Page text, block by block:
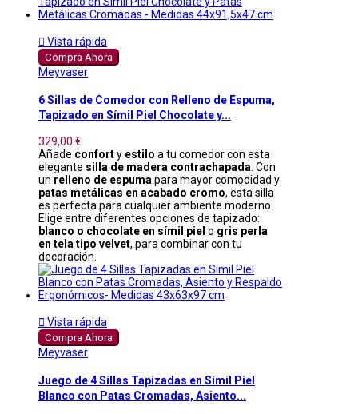
 Vista rápida
Compra Ahora
Meyvaser
6 Sillas de Comedor con Relleno de Espuma,
Tapizado en Símil Piel Chocolate y...
329,00 €
Añade conforty estilo a tu comedor con esta
elegante silla de madera contrachapada . Con
un relleno de espuma para mayor comodidad y
patas metálicas en acabado cromo, esta silla
es perfecta para cualquier ambiente moderno.
Elige entre diferentes opciones de tapizado:
blanco o chocolate en símil piel o gris perla
en tela tipo velvet, para combinar con tu
decoración.
 Vista rápida
Compra Ahora
Meyvaser
Juego de 4 Sillas Tapizadas en Símil Piel
Blanco con Patas Cromadas, Asiento...